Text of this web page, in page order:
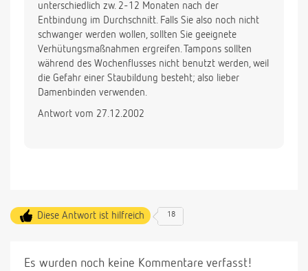
unterschiedlich zw. 2-12 Monaten nach der
Entbindung im Durchschnitt. Falls Sie also noch nicht
schwanger werden wollen, sollten Sie geeignete
Verhütungsmaßnahmen ergreifen. Tampons sollten
während des Wochenflusses nicht benutzt werden, weil
die Gefahr einer Staubildung besteht; also lieber
Damenbinden verwenden.
Antwort vom 27.12.2002
Diese Antwort ist hilfreich 18
Es wurden noch keine Kommentare verfasst!